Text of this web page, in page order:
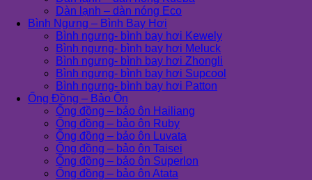
Dàn lạnh – dàn nóng Eco
Bình Ngưng – Bình Bay Hơi
Bình ngưng- bình bay hơi Kewely
Bình ngưng- bình bay hơi Meluck
Bình ngưng- bình bay hơi Zhongli
Bình ngưng- bình bay hơi Supcool
Bình ngưng- bình bay hơi Patton
Ống Đồng – Bảo Ôn
Ống đồng – bảo ôn Hailiang
Ống đồng – bảo ôn Ruby
Ống đồng – bảo ôn Luvata
Ống đồng – bảo ôn Taisei
Ống đồng – bảo ôn Superlon
Ống đồng – bảo ôn Atata